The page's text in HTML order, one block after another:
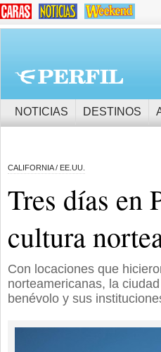
NOTICIAS DESTINOS
CALIFORNIA / EE.UU.
Tres días en
cultura
Con locaciones que
norteamericanas, la
benévolo y sus